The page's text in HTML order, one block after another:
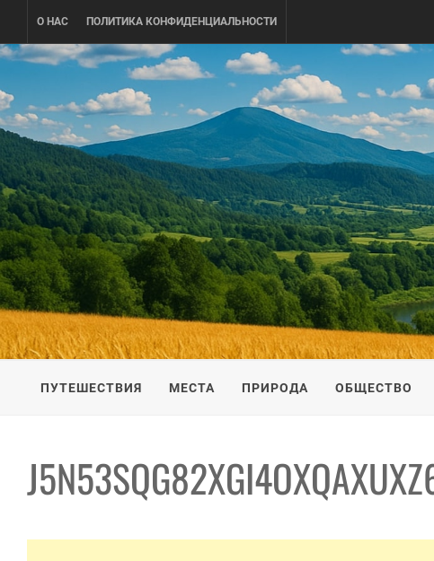
content
О НАС ПОЛИТИКА КОНФИДЕНЦИАЛЬНОСТИ
UKRAINE-
ПУТЕШЕСТВИЕ ПО УКРАИНЕ
ПУТЕШЕСТВИЯ МЕСТА ПРИРОДА ОБЩЕСТВО